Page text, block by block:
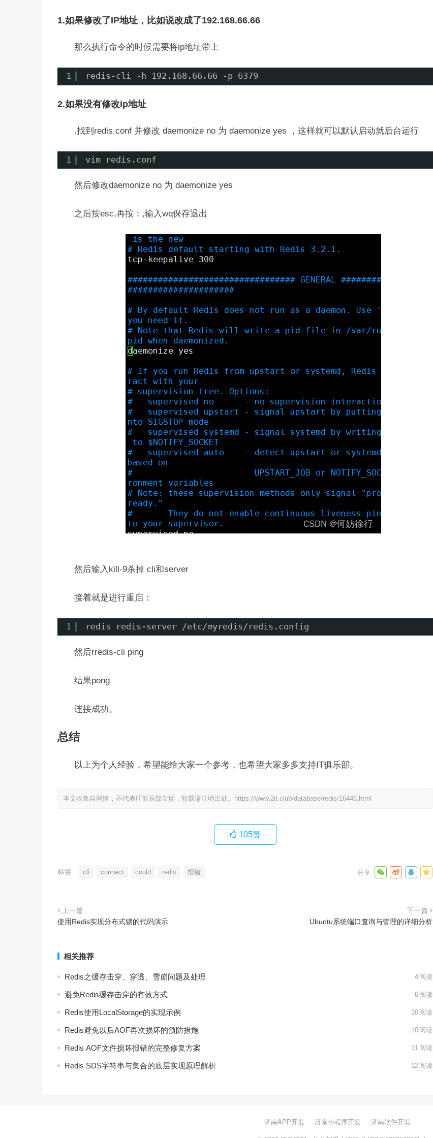
1.如果修改了IP地址，比如说改成了192.168.66.66
那么执行命令的时候需要将ip地址带上
1 redis-cli -h 192.168.66.66 -p 6379
2.如果没有修改ip地址
.找到redis.conf 并修改 daemonize no 为 daemonize yes ，这样就可以默认启动就后台运行
1 vim redis.conf
然后修改daemonize no 为 daemonize yes
之后按esc,再按：,输入wq保存退出
然后输入kill-9杀掉 cli和server
接着就是进行重启：
1 redis redis-server /etc/myredis/redis .config
然后rredis-cli ping
结果pong
连接成功。
总结
以上为个人经验，希望能给大家一个参考，也希望大家多多支持IT俱乐部。
本文收集自网络，不代表IT俱乐部立场，转载请注明出处。 https://www.2it.club/database/redis/16446.html
105赞
标签: cli connect could redis 报错
上一篇
使用Redis实现分布式锁的代码演示
下一篇
Ubuntu系统端口查询与管理的详细分析
相关推荐
Redis之缓存击穿、穿透、雪崩问题及处理 4 阅读
避免Redis缓存击穿的有效方式 6 阅读
Redis使用LocalStorage的实现示例 10 阅读
Redis避免以后AOF再次损坏的预防措施 10 阅读
Redis AOF文件损坏报错的完整修复方案 11 阅读
Redis SDS字符串与集合的底层实现原理解析 12 阅读
济南APP开发 济南小程序开发 济南软件开发